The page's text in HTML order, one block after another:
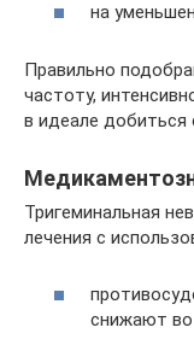
на
Правильно
частоту,
в идеале добиться
Тригеминальная
лечения с
снижают